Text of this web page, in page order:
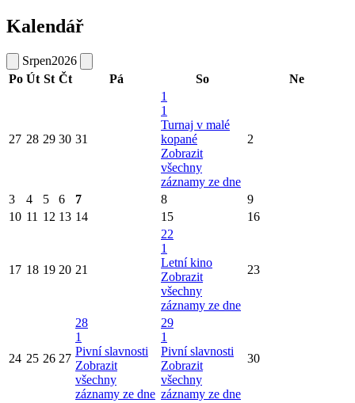
Kalendář
Srpen2026
Po Út St Čt Pá So Ne
27 28 29 30 31
1
1
Turnaj v malé
kopané
Zobrazit
všechny
záznamy ze dne
2
3 4 5 6 7 8
9
10 11 12 13 14 15 16
17 18 19 20 21
22
1
Letní kino
Zobrazit
všechny
záznamy ze dne
23
24 25 26 27
28
1
Pivní slavnosti
Zobrazit
všechny
záznamy ze dne
29
1
Pivní slavnosti
Zobrazit
všechny
záznamy ze dne
30